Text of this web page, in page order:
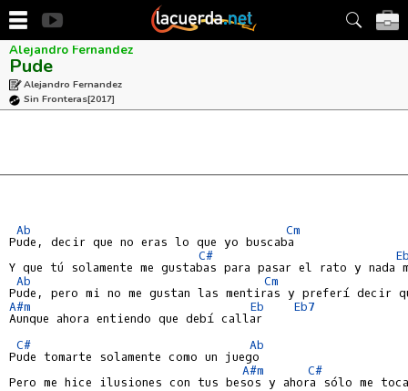
Alejandro Fernandez
Pude
Alejandro Fernandez
Sin Fronteras[2017]
Ab
Cm
Pude, decir que no eras lo que yo buscaba
C#
Y que tú solamente me gustabas para pasar el rato y nada
Ab
Cm
A#m
Eb
Eb7
Aunque ahora entiendo que debí callar
C#
Ab
Pude tomarte solamente como un juego
A#m
C#
Pero me hice ilusiones con tus besos y ahora sólo me